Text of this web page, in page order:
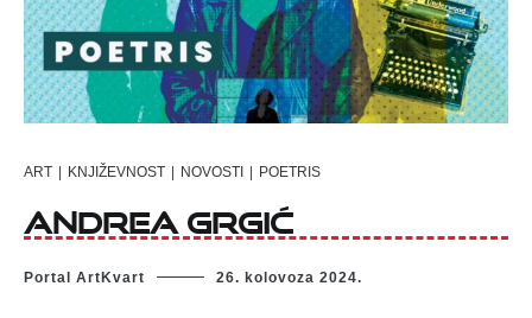
ART | KNJIŽEVNOST | NOVOSTI | POETRIS
Andrea Grgić
Portal ArtKvart 26. kolovoza 2024.